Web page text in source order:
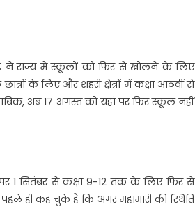
ने राज्य में स्कूलों को फिर से खोलने के लिए
के लिए और शहरी क्षेत्रों में कक्षा आठवीं से
अब 17 अगस्त को यहां पर फिर स्कूल नहीं
1 सितंबर से कक्षा 9-12 तक के लिए फिर से
ही कह चुके हैं कि अगर महामारी की स्थिति